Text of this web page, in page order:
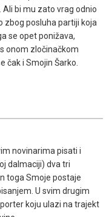
bi mu zato vrag odnio
zbog posluha partiji koja
se opet ponižava,
onom zločinačkom
čak i Smojin Šarko.
novinarima pisati i
dalmaciji) dva tri
toga Smoje postaje
U svim drugim
koju ulazi na trajekt